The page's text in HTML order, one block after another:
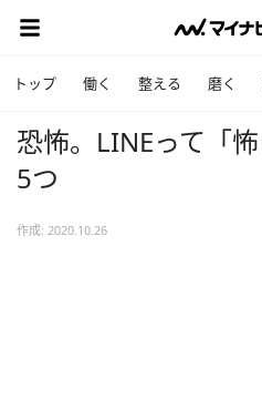
トップ 働く 整える 磨く
恐怖。LINEって「
5つ
作成: 2020.10.26